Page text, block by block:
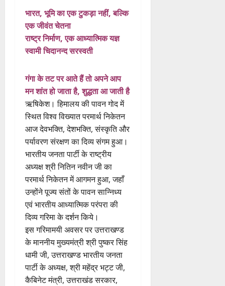
भारत, भूमि का एक टुकड़ा नहीं, बल्कि
एक जीवंत चेतना
राष्ट्र निर्माण, एक आध्यात्मिक यज्ञ
स्वामी चिदानन्द सरस्वती
गंगा के तट पर आते हैं तो अपने आप
मन शांत हो जाता है, शुद्धता आ जाती है
ऋषिकेश। हिमालय की पावन गोद में
स्थित विश्व विख्यात परमार्थ निकेतन
आज देवभक्ति, देशभक्ति, संस्कृति और
पर्यावरण संरक्षण का दिव्य संगम हुआ।
भारतीय जनता पार्टी के राष्ट्रीय
अध्यक्ष श्री नितिन नवीन जी का
परमार्थ निकेतन में आगमन हुआ, जहाँ
उन्होंने पूज्य संतों के पावन सान्निध्य
एवं भारतीय आध्यात्मिक परंपरा की
दिव्य गरिमा के दर्शन किये।
इस गरिमामयी अवसर पर उत्तराखण्ड
के माननीय मुख्यमंत्री श्री पुष्कर सिंह
धामी जी, उत्तराखण्ड भारतीय जनता
पार्टी के अध्यक्ष, श्री महेंद्र भट्ट जी,
कैबिनेट मंत्री, उत्तराखंड सरकार,